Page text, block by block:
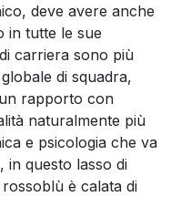
deve avere anche
in tutte le sue
carriera sono più
di squadra,
rapporto con
naturalmente più
e psicologia che va
in questo lasso di
è calata di